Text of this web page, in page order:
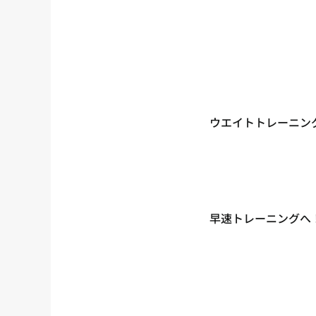
ウエイトトレーニン
早速トレーニングへ